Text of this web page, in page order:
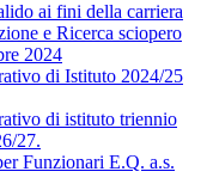
ai fini della carriera
e Ricerca sciopero
2024
di Istituto 2024/25
di istituto triennio
27.
Funzionari E.Q. a.s.